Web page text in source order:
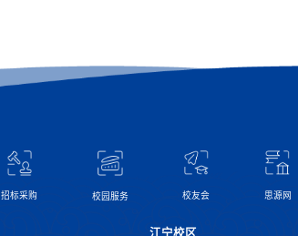
招标采购 校园服务 校友会 思源网
江宁校区